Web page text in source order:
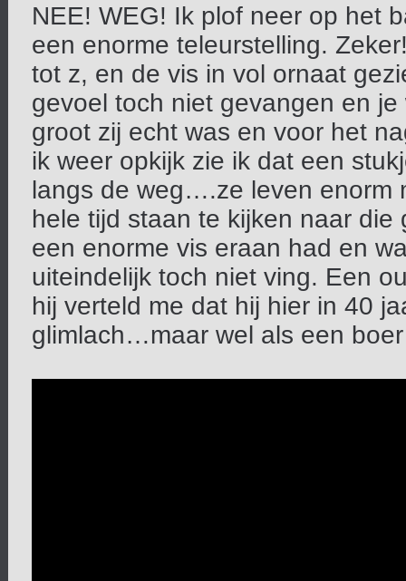
NEE! WEG! Ik plof neer op het
een enorme teleurstelling.
tot z, en de vis in vol ornaat
gevoel toch niet gevangen en
groot zij echt was en voor het
ik weer opkijk zie ik dat een
langs de weg….ze leven enorm
hele tijd staan te kijken naar
een enorme vis eraan had en
uiteindelijk toch niet ving. Een
hij verteld me dat hij hier in 40
glimlach…maar wel als een